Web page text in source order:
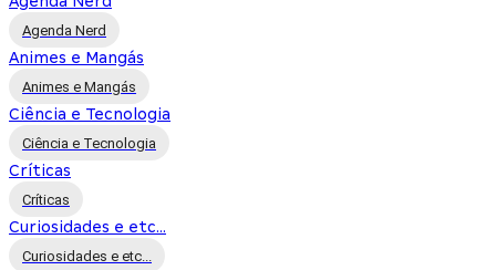
Agenda Nerd
Animes e Mangás
Animes e Mangás
Ciência e Tecnologia
Ciência e Tecnologia
Críticas
Críticas
Curiosidades e etc...
Curiosidades e etc...